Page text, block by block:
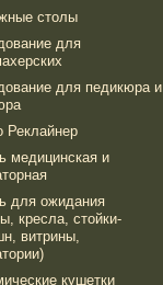
столы
для
для педикюра и
Реклайнер
медицинская и
для ожидания
кресла, стойки-
витрины,
кушетки